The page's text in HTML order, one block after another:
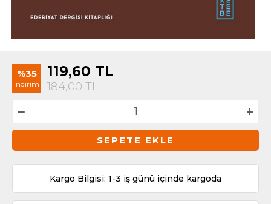
%35
indirim
119,60 TL
184,00TL
SEPETE EKLE
Kargo Bilgisi: 1-3 iş günü içinde kargoda